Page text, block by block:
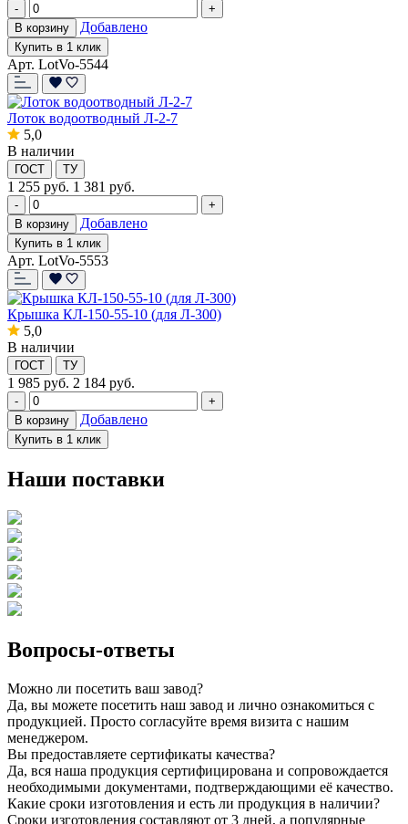
-
+
В корзину
Добавлено
Купить в 1 клик
Арт. LotVo-5544
Лоток водоотводный Л-2-7
5,0
В наличии
ГОСТ ТУ
1 255 руб. 1 381 руб.
-
+
В корзину
Добавлено
Купить в 1 клик
Арт. LotVo-5553
Крышка КЛ-150-55-10 (для Л-300)
5,0
В наличии
ГОСТ ТУ
1 985 руб. 2 184 руб.
-
+
В корзину
Добавлено
Купить в 1 клик
Наши поставки
Вопросы-ответы
Можно ли посетить ваш завод?
Да, вы можете посетить наш завод и лично ознакомиться с
продукцией. Просто согласуйте время визита с нашим
менеджером.
Вы предоставляете сертификаты качества?
Да, вся наша продукция сертифицирована и сопровождается
необходимыми документами, подтверждающими её качество.
Какие сроки изготовления и есть ли продукция в наличии?
Сроки изготовления составляют от 3 дней, а популярные